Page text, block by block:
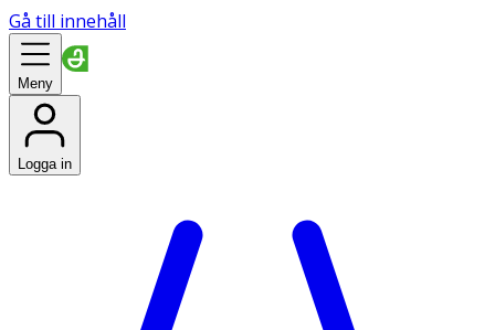
Gå till innehåll
Meny
Logga in